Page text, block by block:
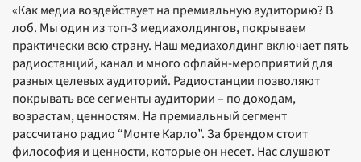
«Как медиа воздействует на премиальную аудиторию? В
лоб. Мы один из топ-3 медиахолдингов, покрываем
практически всю страну. Наш медиахолдинг включает пять
радиостанций, канал и много офлайн-мероприятий для
разных целевых аудиторий. Радиостанции позволяют
покрывать все сегменты аудитории – по доходам,
возрастам, ценностям. На премиальный сегмент
рассчитано радио “Монте Карло”. За брендом стоит
философия и ценности, которые он несет. Нас слушают